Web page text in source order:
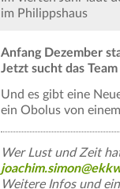
im Philippshaus
Anfang Dezember
Jetzt sucht das
Und es gibt eine
ein Obolus von
Wer Lust und Zeit
Weitere Infos und